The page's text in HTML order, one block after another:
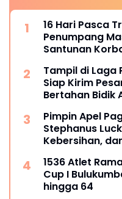
16 Hari Pasca
Penumpang
Santunan
Tampil di Laga
Siap Kirim
Bertahan Bidik
Pimpin Apel
Stephanus
Kebersihan,
1536 Atlet
Cup I
hingga 64